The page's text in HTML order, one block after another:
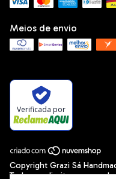
Meios de envio
Verificada por
Copyright Grazi Sá
Todos os direitos